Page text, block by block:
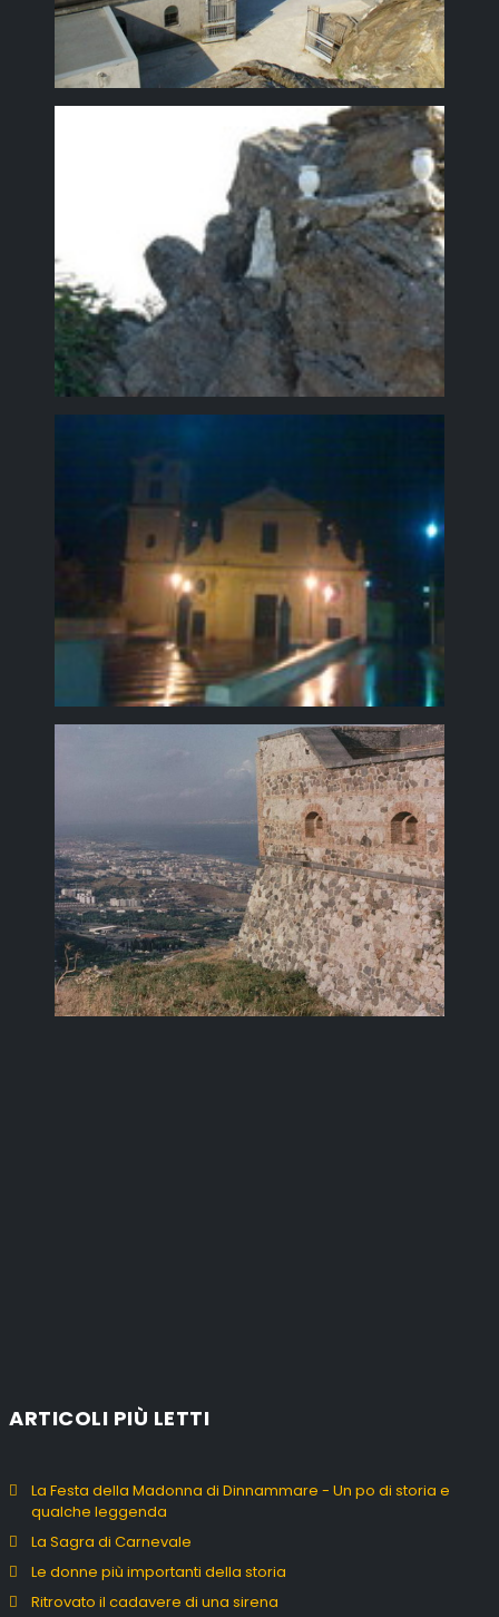
ARTICOLI PIÙ LETTI
La Festa della Madonna di Dinnammare - Un po di storia e
qualche leggenda
La Sagra di Carnevale
Le donne più importanti della storia
Ritrovato il cadavere di una sirena